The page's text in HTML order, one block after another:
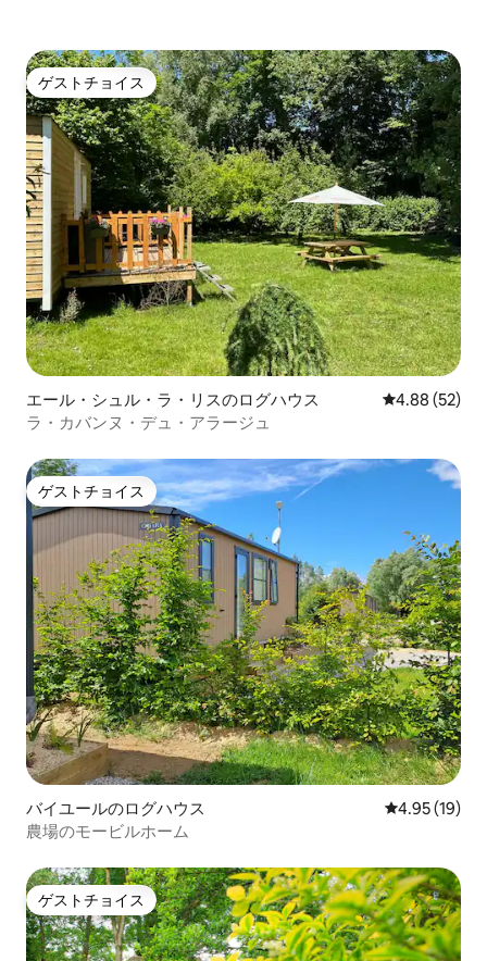
ゲストチョイス
ゲストチョイス
エール・シュル・ラ・リスのログハウス レビュー52
4.88 (52)
ラ・カバンヌ・デュ・アラージュ
ゲストチョイス
ゲストチョイス
バイユールのログハウス レビュー19
4.95 (19)
農場のモービルホーム
ゲストチョイス
ゲストチョイス